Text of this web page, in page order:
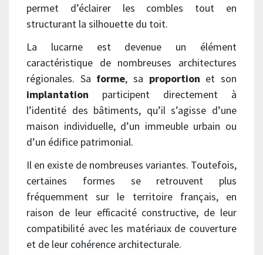
permet d’éclairer les combles tout en
structurant la silhouette du toit.
La lucarne est devenue un élément
caractéristique de nombreuses architectures
régionales. Sa forme, sa proportion et son
implantation participent directement à
l’identité des bâtiments, qu’il s’agisse d’une
maison individuelle, d’un immeuble urbain ou
d’un édifice patrimonial.
Il en existe de nombreuses variantes. Toutefois,
certaines formes se retrouvent plus
fréquemment sur le territoire français, en
raison de leur efficacité constructive, de leur
compatibilité avec les matériaux de couverture
et de leur cohérence architecturale.